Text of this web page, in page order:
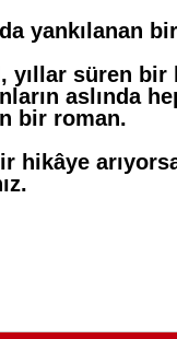
yankılanan
yıllar süren bir
aslında
bir roman.
hikâye